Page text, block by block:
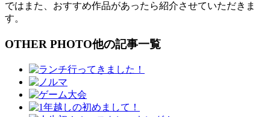
ではまた、おすすめ作品があったら紹介させていただきま
す。
OTHER PHOTO他の記事一覧